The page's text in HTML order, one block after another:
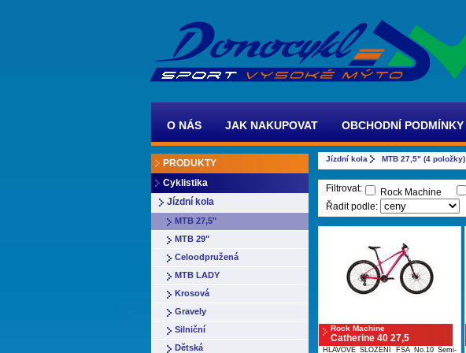
O NÁS JAK NAKUPOVAT OBCHODNÍ PODMÍNKY
PRODUKTY
Cyklistika
Jízdní kola
MTB 27,5"
MTB 29"
Celoodpružená
MTB LADY
Krosová
Gravely
Silniční
Dětská
Jízdní kola MTB 27,5" (4 položky)
Filtrovat: Rock Machine
Řadit podle:
Rock Machine
Catherine 40 27,5
HLAVOVÉ SLOŽENÍ FSA No.10 Semi-